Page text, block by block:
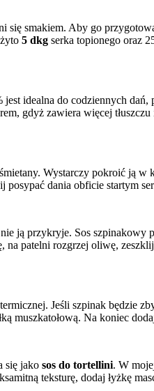
smakiem. Aby go
5 dkg serka topionego oraz
idealna do codziennych
gdyż zawiera więcej
Wystarczy pokroić ją
dania obficie startym
ją przykryje. Sos
patelni rozgrzej oliwę,
Jeśli szpinak będzie
muszkatołową. Na koniec
się jako sos do tortellini. W
teksturę, dodaj łyżkę